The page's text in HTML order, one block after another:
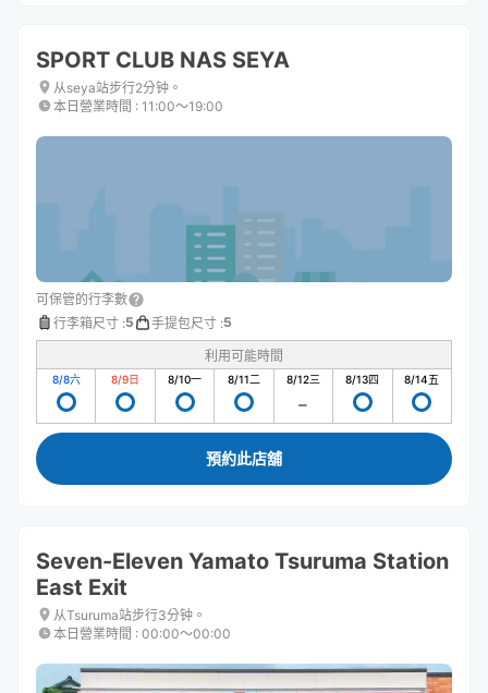
SPORT CLUB NAS SEYA
从seya站步行2分钟。
本日營業時間 : 11:00〜19:00
可保管的行李數
行李箱尺寸 :5 手提包尺寸 :5
利用可能時間
8/8六 8/9日 8/10一 8/11二 8/12三 8/13四 8/14五
預約此店舖
Seven-Eleven Yamato Tsuruma Station
East Exit
从Tsuruma站步行3分钟。
本日營業時間 : 00:00〜00:00